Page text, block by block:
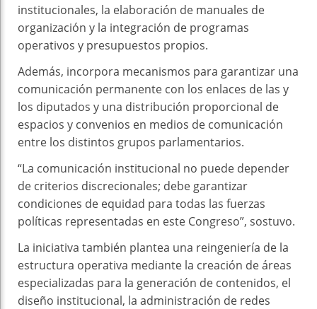
institucionales, la elaboración de manuales de
organización y la integración de programas
operativos y presupuestos propios.
Además, incorpora mecanismos para garantizar una
comunicación permanente con los enlaces de las y
los diputados y una distribución proporcional de
espacios y convenios en medios de comunicación
entre los distintos grupos parlamentarios.
“La comunicación institucional no puede depender
de criterios discrecionales; debe garantizar
condiciones de equidad para todas las fuerzas
políticas representadas en este Congreso”, sostuvo.
La iniciativa también plantea una reingeniería de la
estructura operativa mediante la creación de áreas
especializadas para la generación de contenidos, el
diseño institucional, la administración de redes